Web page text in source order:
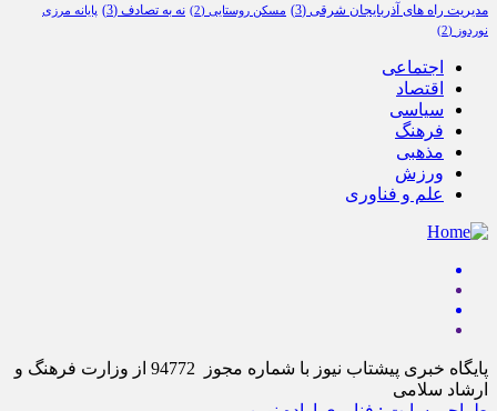
مدیریت راه های آذربایجان شرقی (3) مسکن روستایی (2) نه به تصادف (3)
پایانه مرزی
نوردوز (2)
اجتماعی
اقتصاد
سیاسی
فرهنگ
مذهبی
ورزش
علم و فناوری
پایگاه خبری پیشتاب نیوز با شماره مجوز 94772 از وزارت فرهنگ و
ارشاد سلامی